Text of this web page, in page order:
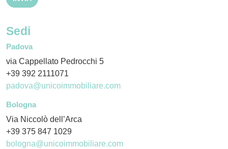
Sedi
Padova
via Cappellato Pedrocchi 5
+39 392 2111071
padova@unicoimmobiliare.com
Bologna
Via Niccolò dell’Arca
+39 375 847 1029
bologna@unicoimmobiliare.com